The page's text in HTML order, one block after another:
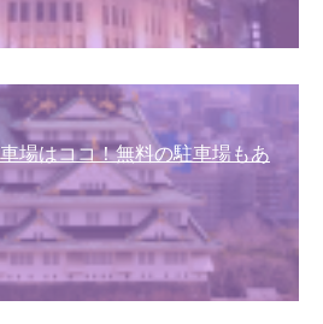
場はココ！無料の駐車場もあ